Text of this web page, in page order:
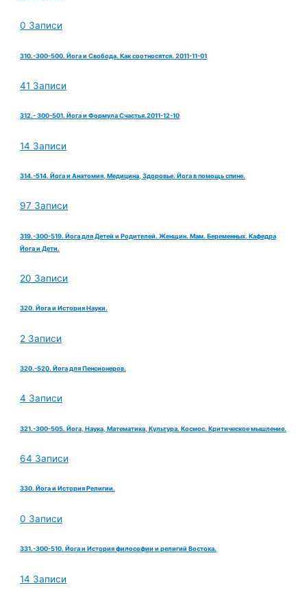
0 Записи
310.-300-500. Йога и Свобода. Как соотносятся. 2011-11-01
41 Записи
312.- 300-501. Йога и Формула Счастья.2011-12-10
14 Записи
314.-514. Йога и Анатомия, Медицина, Здоровье. Йога в помощь спине.
97 Записи
319.-300-519. Йога для Детей и Родителей. Женщин. Мам. Беременных. Кафедра
Йога и Дети.
20 Записи
320. Йога и История Науки.
2 Записи
320.-520. Йога для Пенсионеров.
4 Записи
321.-300-505. Йога, Наука, Математика, Культура. Космос. Критическое мышление.
64 Записи
330. Йога и История Религии.
0 Записи
331.-300-510. Йога и История философии и религий Востока.
14 Записи